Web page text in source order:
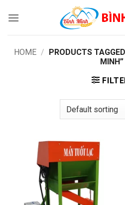
HOME / PRODUCTS
MINH”